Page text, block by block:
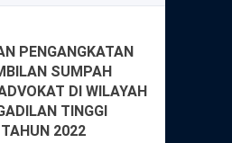
Dasar
Rumah Tangga
Magang
& Pengambilan Sumpah
Kehormatan
Kehormatan Pusat
Pengawas
PENGANGKATAN
SUMPAH
DI WILAYAH
TINGGI
2022